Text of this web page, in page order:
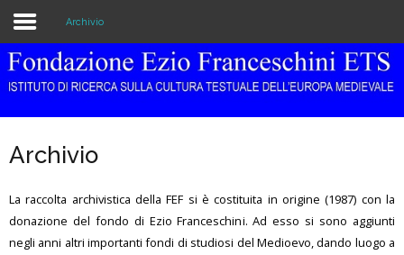
Home
Biblioteca e Archivio
Ricerca
Pubblicazioni
Archivio
Archivio
La raccolta archivistica della FEF si è costituita in origine (1987) con la
donazione del fondo di Ezio Franceschini. Ad esso si sono aggiunti
negli anni altri importanti fondi di studiosi del Medioevo, dando luogo a